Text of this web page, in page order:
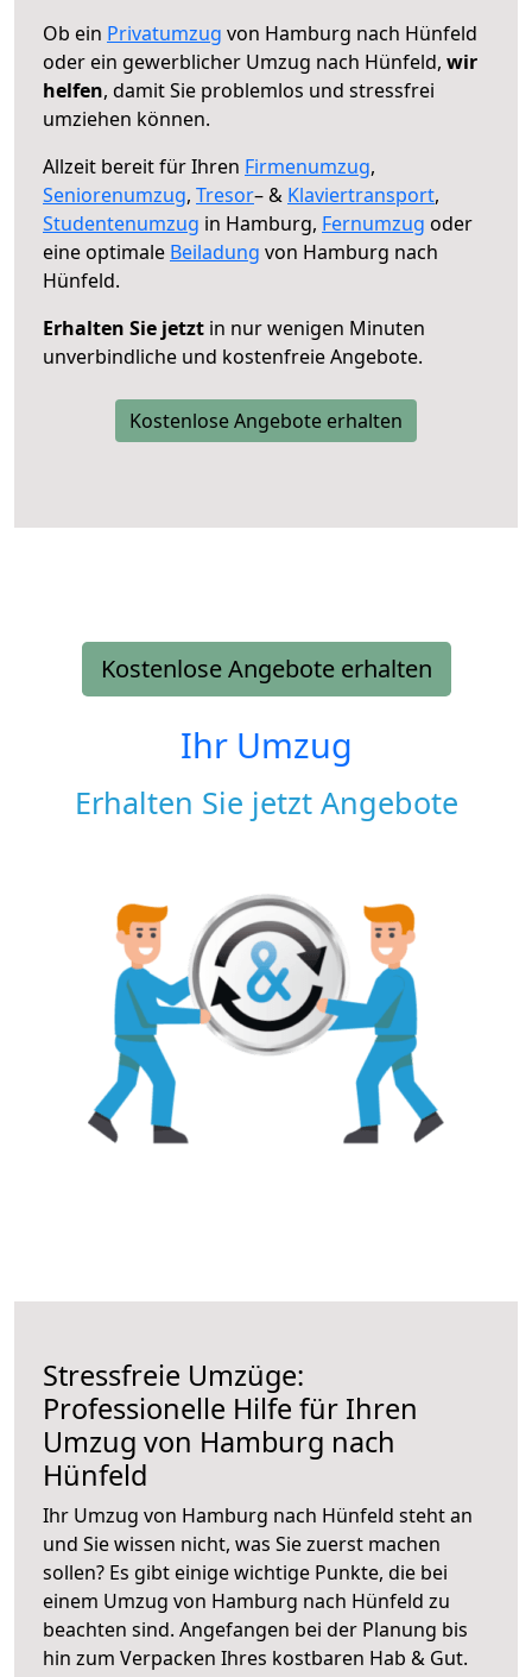
Ob ein Privatumzug von Hamburg nach Hünfeld
oder ein gewerblicher Umzug nach Hünfeld, wir
helfen, damit Sie problemlos und stressfrei
umziehen können.
Allzeit bereit für Ihren Firmenumzug,
Seniorenumzug, Tresor– & Klaviertransport,
Studentenumzug in Hamburg, Fernumzug oder
eine optimale Beiladung von Hamburg nach
Hünfeld.
Erhalten Sie jetzt in nur wenigen Minuten
unverbindliche und kostenfreie Angebote.
Kostenlose Angebote erhalten
Kostenlose Angebote erhalten
Ihr Umzug
Erhalten Sie jetzt Angebote
Stressfreie Umzüge:
Professionelle Hilfe für Ihren
Umzug von Hamburg nach
Hünfeld
Ihr Umzug von Hamburg nach Hünfeld steht an
und Sie wissen nicht, was Sie zuerst machen
sollen? Es gibt einige wichtige Punkte, die bei
einem Umzug von Hamburg nach Hünfeld zu
beachten sind. Angefangen bei der Planung bis
hin zum Verpacken Ihres kostbaren Hab & Gut.